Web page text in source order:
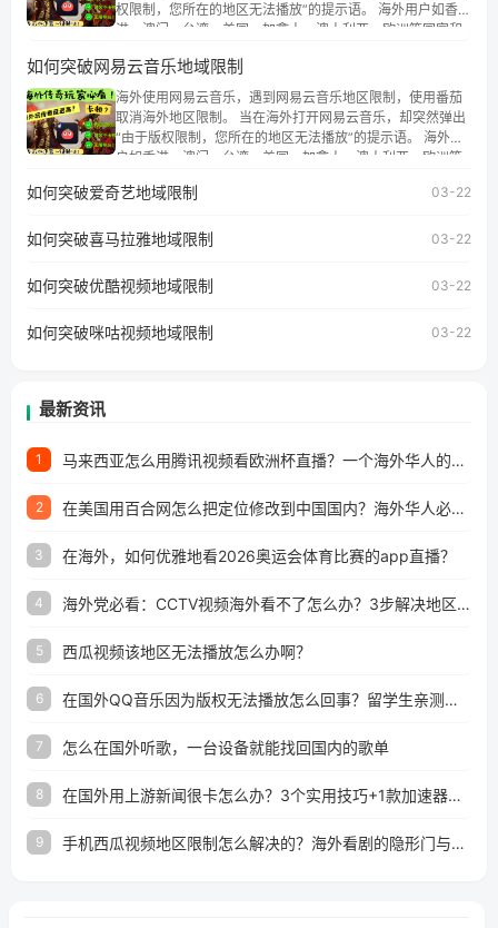
权限制，您所在的地区无法播放”的提示语。 海外用户如香
港、澳门、台湾、美国、加拿大、澳大利亚、欧洲等国家和
权限制问题，且仅能在中国大陆地区播放。 遇到这个问题的
朋友们，使用番茄回国加速器，即可解决「海外用户收听腾
讯视频地区版权限制」的问题，无论人在香港、澳门、台
湾、美国、加拿大、澳大利亚、欧洲等国家和地区工作、留
学、定居等，都可以使用，不再因地区和版权限制所困扰。
如何突破网易云音乐地域限制
海外使用网易云音乐，遇到网易云音乐地区限制，使用番茄
取消海外地区限制。 当在海外打开网易云音乐，却突然弹出
“由于版权限制，您所在的地区无法播放”的提示语。 海外用
户如香港、澳门、台湾、美国、加拿大、澳大利亚、欧洲等
地区及版权限制问题，且仅能在中国大陆地区播放。 遇到这
户收听网易云音乐地区版权限制」的问题，无论人在香港、
工作、留学、定居等，都可以使用，不再因地区和版权限制
所困扰。
如何突破爱奇艺地域限制 03-22
如何突破喜马拉雅地域限制 03-22
如何突破优酷视频地域限制 03-22
如何突破咪咕视频地域限制 03-22
最新资讯
1 马来西亚怎么用腾讯视频看欧洲杯直播？一个海外华人的真实困扰与破解
2 在美国用百合网怎么把定位修改到中国国内？海外华人必备的回国加速指南
3 在海外，如何优雅地看2026奥运会体育比赛的app直播？
4 海外党必看：CCTV视频海外看不了怎么办？3步解决地区限制+追剧自由
5 西瓜视频该地区无法播放怎么办啊？
6 在国外QQ音乐因为版权无法播放怎么回事？留学生亲测有效的解决办法
7 怎么在国外听歌，一台设备就能找回国内的歌单
8 在国外用上游新闻很卡怎么办？3个实用技巧+1款加速器解决海外看国内内容难题
9 手机西瓜视频地区限制怎么解决的？海外看剧的隐形门与钥匙